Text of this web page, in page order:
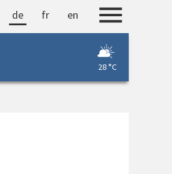
de fr en
28 °C